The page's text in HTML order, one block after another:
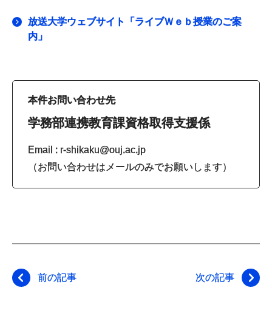
放送大学ウェブサイト「ライブＷｅｂ授業のご案
内」
本件お問い合わせ先
学務部連携教育課資格取得支援係
Email : r-shikaku@ouj.ac.jp
（お問い合わせはメールのみでお願いします）
前の記事 次の記事